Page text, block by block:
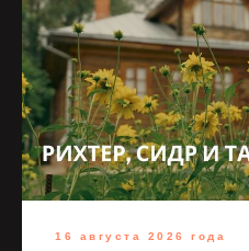
16 августа 2026 года